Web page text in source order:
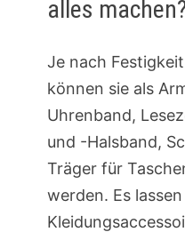
alles
Je nach
können sie als
Uhrenband,
und -Halsband,
Träger für
werden. Es